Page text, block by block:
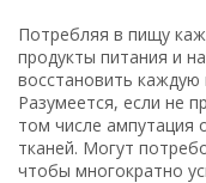
Потребляя в пищу
продукты питания и
восстановить каждую
Разумеется, если не
том числе ампутация
тканей. Могут
чтобы многократно